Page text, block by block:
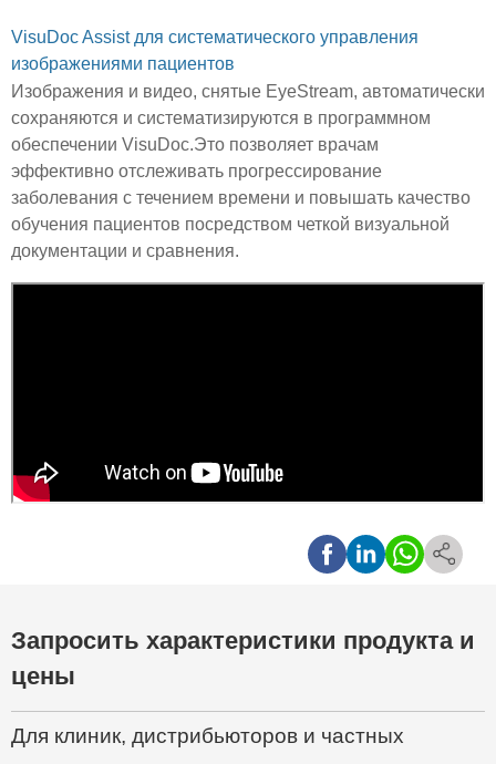
VisuDoc Assist для систематического управления
изображениями пациентов
Изображения и видео, снятые EyeStream, автоматически
сохраняются и систематизируются в программном
обеспечении VisuDoc.Это позволяет врачам
эффективно отслеживать прогрессирование
заболевания с течением времени и повышать качество
обучения пациентов посредством четкой визуальной
документации и сравнения.
Запросить характеристики продукта и
цены
Для клиник, дистрибьюторов и частных